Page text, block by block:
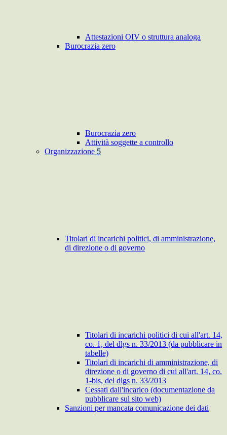
Attestazioni OIV o struttura analoga
Burocrazia zero
Burocrazia zero
Attività soggette a controllo
Organizzazione 5
Titolari di incarichi politici, di amministrazione,
di direzione o di governo
Titolari di incarichi politici di cui all'art. 14,
co. 1, del dlgs n. 33/2013 (da pubblicare in
tabelle)
Titolari di incarichi di amministrazione, di
direzione o di governo di cui all'art. 14, co.
1-bis, del dlgs n. 33/2013
Cessati dall'incarico (documentazione da
pubblicare sul sito web)
Sanzioni per mancata comunicazione dei dati